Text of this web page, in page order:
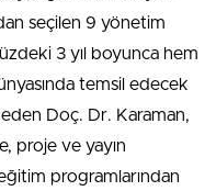
seçilen 9 yönetim
3 yıl boyunca hem
temsil edecek
eden Doç. Dr. Karaman,
proje ve yayın
programlarından